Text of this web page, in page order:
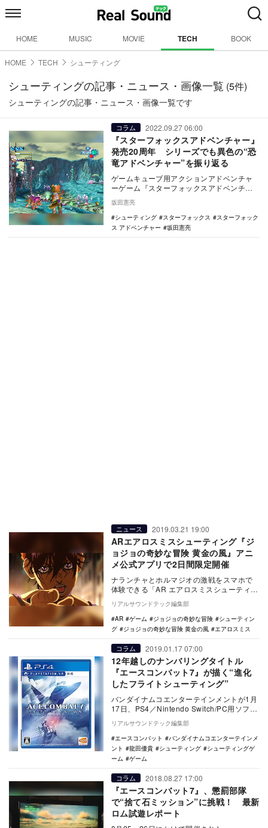
HOME MUSIC MOVIE TECH BOOK
HOME TECH シューティング
シューティングの記事・ニュース・画像一覧 (5件)
シューティングの記事・ニュース・画像一覧です
コラム 2022.09.27 06:00
『スターフォックスアドベンチャー』
発売20周年 シリーズでも異色の“恐
竜アドベンチャー”を振り返る
ゲームキューブ用アクションアドベンチャ
ーゲーム『スターフォックスアドベンチャ
ー』は、2022年9月27日に発売20周年を迎
える。…
坂田憲亮
シューティング
スターフォックス
スターフォック
ス アドベンチャー
坂田憲亮
ニュース 2019.03.21 19:00
ARエアロスミスシューティング『ジ
ョジョの奇妙な冒険 黄金の風』アニ
メ公式アプリで2日間限定開催
ナランチャとホルマジオの激戦をスマホで
体験できる「AR エアロスミスシューティン
グ」の開催が決定した。 3月23日0時〜3
月…
リアルサウンドテック編集部
AR
ゲーム ジョジョの奇妙な冒険
シューティン
グ
ジョジョの奇妙な冒険 黄金の風 エアロスミス
コラム 2019.01.17 07:00
12年越しのナンバリングタイトル
『エースコンバット7』が描く“進化
したフライトシューティング”
バンダイナムコエンターテインメントが1月
17日、PS4／Nintendo Switch/PC用ソフト
『エースコンバット7 スカイ…
リアルサウンドテック編集部
エースコンバット
バンダイナムコエンターテインメ
ント
龍田優貴 シューティング
シューティングゲ
ーム
ゲーム
コラム 2018.08.27 17:00
『エースコンバット7』、懲罰部隊
で“捨て石ミッション”に挑戦！ 最新
ロム試遊レポート